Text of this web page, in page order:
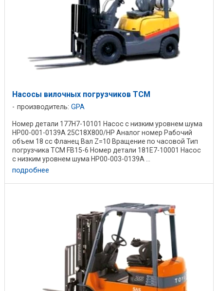
Насосы вилочных погрузчиков TCM
производитель: GPA
Номер детали 177H7-10101 Насос с низким уровнем шума
HP00-001-0139A 25C18X800/HP Аналог номер Рабочий
объем 18 cc Фланец Вал Z=10 Вращение по часовой Тип
погрузчика TCM FB15-6 Номер детали 181E7-10001 Насос
с низким уровнем шума HP00-003-0139A ...
подробнее